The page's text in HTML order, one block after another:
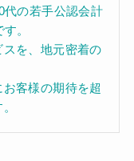
代の若手公認会計
。
を、地元密着の
客様の期待を超